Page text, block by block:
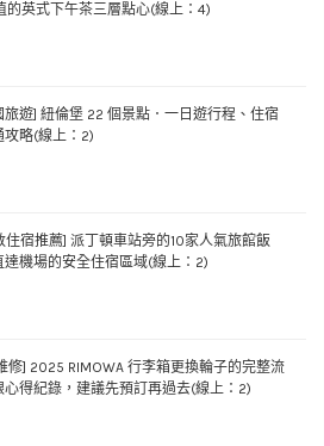
的英式下午茶三層點心(線上：4)
旅遊] 紐倫堡 22 個景點．一日遊行程、住宿
攻略(線上：2)
宿推薦] 派丁頓車站旁的10家人氣旅館飯
達機場的安全住宿區域(線上：2)
修] 2025 RIMOWA 行李箱更換輪子的完整流
心得紀錄，建議先預訂再過去(線上：2)